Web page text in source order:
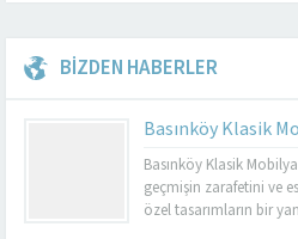
BİZDEN HABERLER
Basınköy Klasik
Basınköy Klasik
geçmişin zarafetini ve
özel tasarımların bir